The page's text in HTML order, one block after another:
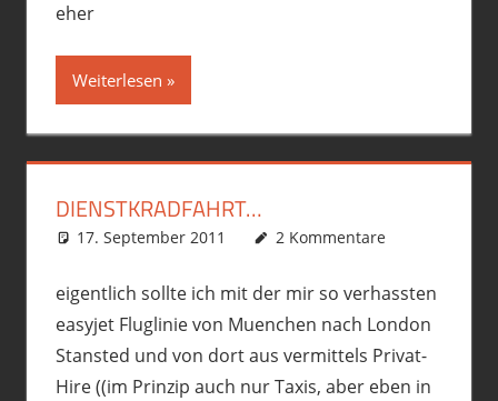
eher
Weiterlesen
DIENSTKRADFAHRT…
17. September 2011 phil
Allgemein,Motorrad
2 Kommentare
eigentlich sollte ich mit der mir so verhassten
easyjet Fluglinie von Muenchen nach London
Stansted und von dort aus vermittels Privat-
Hire ((im Prinzip auch nur Taxis, aber eben in